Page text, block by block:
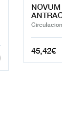
45,42€